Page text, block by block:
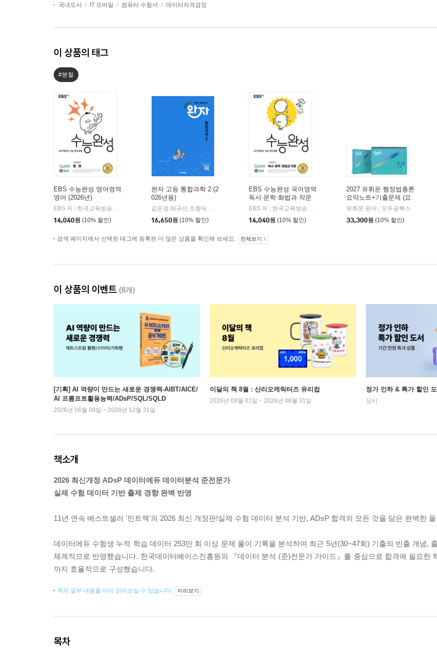
국내도서 IT 모바일 컴퓨터 수험서 데이터자격검정
이 상품의 태그
#분철
EBS 수능완성 영어영역
영어 (2026년)
EBS 저
한국교육방송공사
14,040원 (10% 할인)
완자 고등 통합과학 2 (2
026년용)
김은경,채규선,조향숙 등저
16,650원 (10% 할인)
EBS 수능완성 국어영역
독서·문학·화법과 작문
(2026년)
EBS 저
한국교육방송공사
14,040원 (10% 할인)
2027 유휘운 행정법총론
요약노트+기출문제 (요.
플.)
유휘운 편저
모두공북스
33,300원 (10% 할인)
검색 페이지에서 선택된 태그에 등록된 더 많은 상품을 확인해 보세요. 전체보기
이 상품의 이벤트 (8개)
[기획] AI 역량이 만드는 새로운 경쟁력-AIBT/AICE/
AI 프롬프트활용능력/ADsP/SQL/SQLD
2026년 06월 08일 ~ 2026년 12월 31일
이달의 책 8월 : 산리오캐릭터즈 유리컵
2026년 08월 01일 ~ 2026년 08월 31일
정가 인하 & 특가 할인
상시
책소개
2026 최신개정 ADsP 데이터에듀 데이터분석 준전문가
실제 수험 데이터 기반 출제 경향 완벽 반영
11년 연속 베스트셀러 '민트책'의 2026 최신 개정판!실제 수험 데이터 분석 기반, ADsP 합격의 모든 것을 담은 완벽한
데이터에듀 수험생 누적 학습 데이터 253만 회 이상 문제 풀이 기록을 분석하여 최근 5년(30~47회) 기출의 빈출 개념,
체계적으로 반영했습니다. 한국데이터베이스진흥원의 『데이터 분석 (준)전문가 가이드』를 중심으로 합격에 필요한
까지 효율적으로 구성했습니다.
책의 일부 내용을 미리 읽어보실 수 있습니다. 미리보기
목차